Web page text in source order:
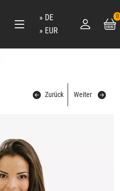
DE
EUR
0
Zurück Weiter